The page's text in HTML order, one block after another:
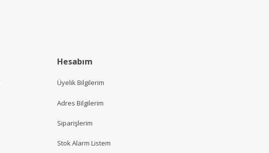
Hesabım
Üyelik Bilgilerim
Adres Bilgilerim
Siparişlerim
Stok Alarm Listem